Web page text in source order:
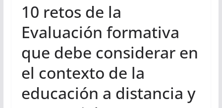
10 retos de la
Evaluación formativa
que debe considerar en
el contexto de la
educación a distancia y